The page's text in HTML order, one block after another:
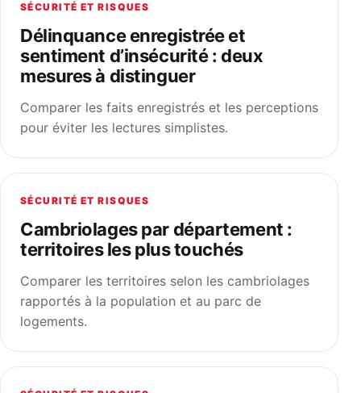
SÉCURITÉ ET RISQUES
Délinquance enregistrée et
sentiment d’insécurité : deux
mesures à distinguer
Comparer les faits enregistrés et les perceptions
pour éviter les lectures simplistes.
SÉCURITÉ ET RISQUES
Cambriolages par département :
territoires les plus touchés
Comparer les territoires selon les cambriolages
rapportés à la population et au parc de
logements.